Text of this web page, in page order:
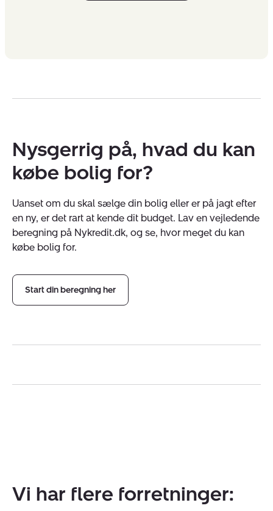
Nysgerrig på, hvad du kan
købe bolig for?
Uanset om du skal sælge din bolig eller er på jagt efter
en ny, er det rart at kende dit budget. Lav en vejledende
beregning på Nykredit.dk, og se, hvor meget du kan
købe bolig for.
Start din beregning her
Vi har flere forretninger: